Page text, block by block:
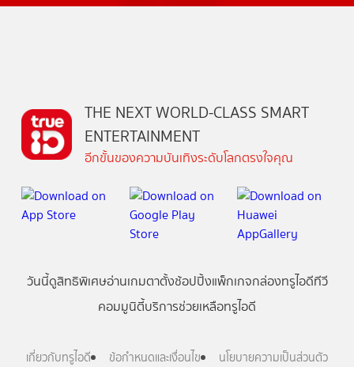
THE NEXT WORLD-CLASS SMART
ENTERTAINMENT
อีกขั้นของความบันเทิงระดับโลกตรงใจคุณ
วันนี้ดูสิทธิพิเศษอ่านเกมตาตั้งช้อปปิ้งแพ็กเกจกล่องทรูไอดีทีวี
คอมมูนิตี้บริการช่วยเหลือทรูไอดี
เกี่ยวกับทรูไอดี ข้อกำหนดและเงื่อนไข
นโยบายความเป็นส่วนตัว